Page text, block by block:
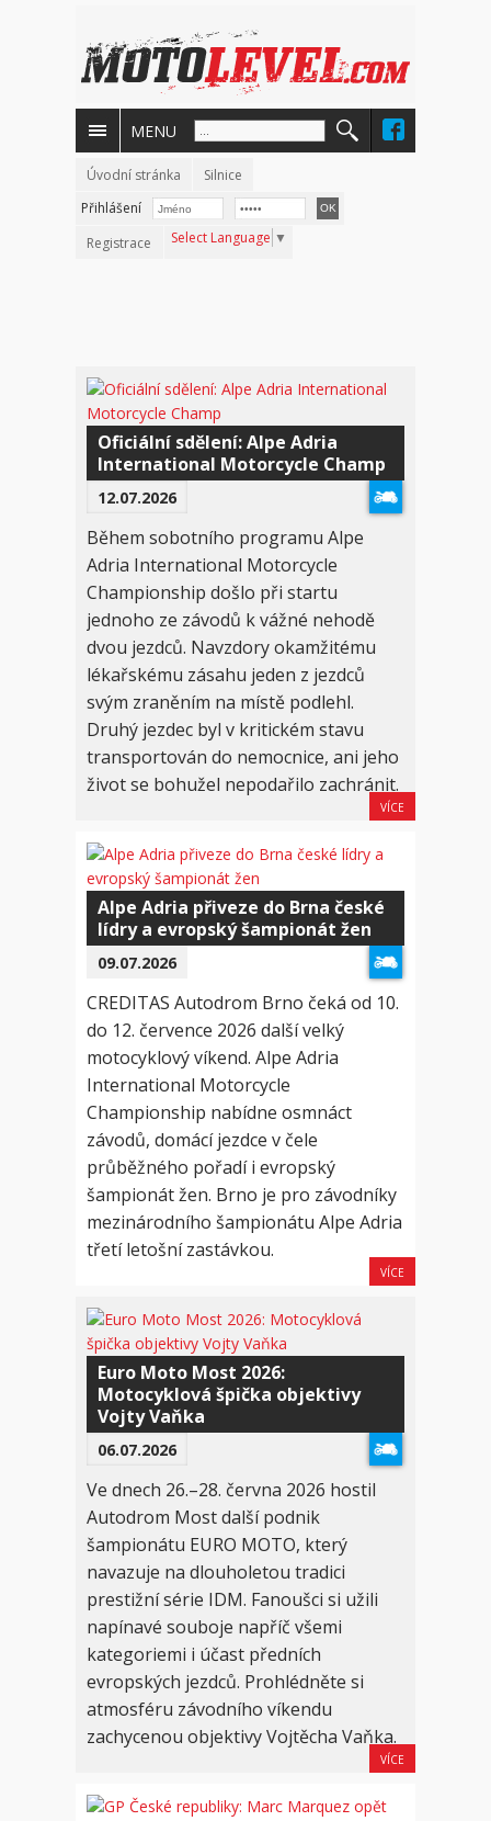
MENU
Úvodní stránka
Silnice
Přihlášení
Registrace
Select Language ▼
Oficiální sdělení: Alpe Adria
International Motorcycle Champ
12.07.2026
Během sobotního programu Alpe
Adria International Motorcycle
Championship došlo při startu
jednoho ze závodů k vážné nehodě
dvou jezdců. Navzdory okamžitému
lékařskému zásahu jeden z jezdců
svým zraněním na místě podlehl.
Druhý jezdec byl v kritickém stavu
transportován do nemocnice, ani jeho
život se bohužel nepodařilo zachránit.
VÍCE
Alpe Adria přiveze do Brna české
lídry a evropský šampionát žen
09.07.2026
CREDITAS Autodrom Brno čeká od 10.
do 12. července 2026 další velký
motocyklový víkend. Alpe Adria
International Motorcycle
Championship nabídne osmnáct
závodů, domácí jezdce v čele
průběžného pořadí i evropský
šampionát žen. Brno je pro závodníky
mezinárodního šampionátu Alpe Adria
třetí letošní zastávkou.
VÍCE
Euro Moto Most 2026:
Motocyklová špička objektivy
Vojty Vaňka
06.07.2026
Ve dnech 26.–28. června 2026 hostil
Autodrom Most další podnik
šampionátu EURO MOTO, který
navazuje na dlouholetou tradici
prestižní série IDM. Fanoušci si užili
napínavé souboje napříč všemi
kategoriemi i účast předních
evropských jezdců. Prohlédněte si
atmosféru závodního víkendu
zachycenou objektivy Vojtěcha Vaňka.
VÍCE